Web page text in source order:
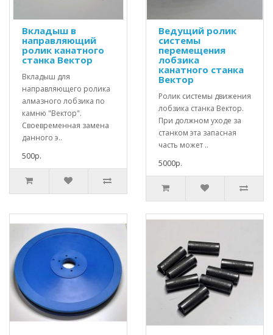
Вкладыш в
направляющий
ролик канатного
станка Вектор
Вкладыш для
направляющего ролика
алмазного лобзика по
камню "Вектор".
Своевременная замена
данного э..
500р.
Ведущий ролик
системы
перемещения
лобзика
канатного станка
Вектор
Ролик системы движения
лобзика станка Вектор.
При должном уходе за
станком эта запасная
часть может ..
5000р.